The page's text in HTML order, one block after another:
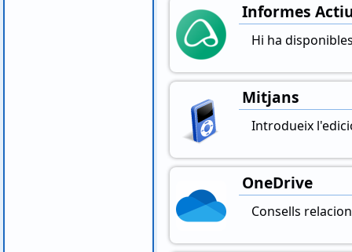
Informes
Hi ha
Mitjans
Introdueix
OneDrive
Consells